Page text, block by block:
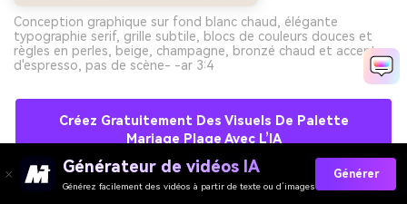
Conception graphique sur fond blanc chaud, élégante
typographie serif, grille subtile, blocs de couleurs douces et
règles en perles, beige, champagne, bronzé chaud et accents
d'espresso, pas de scène- -ar 3:4
Créez Gratuitement Des Visuels De Palette
Mariage Plage Avec L’IA
Générateur de vidéos IA
Générez facilement des vidéos à partir de texte ou d’images
Générer